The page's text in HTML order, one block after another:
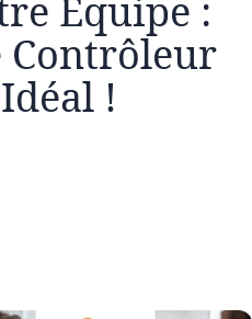
Équipe :
Contrôleur
!